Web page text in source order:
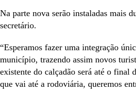
Na parte nova serão instaladas mais
secretário.
“Esperamos fazer uma integração
município, trazendo assim novos
existente do calçadão será até o final
que vai até a rodoviária, queremos